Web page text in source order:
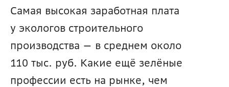
Самая высокая заработная плата
у экологов строительного
производства — в среднем около
110 тыс. руб. Какие ещё зелёные
профессии есть на рынке, чем